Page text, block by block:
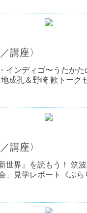
講座〉
インディゴ〜うたかた
成孔＆野崎 歓トーク
講座〉
世界』を読もう！ 筑
」見学レポート《ぶ